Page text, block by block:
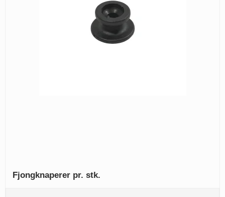
Fjongknaperer pr. stk.